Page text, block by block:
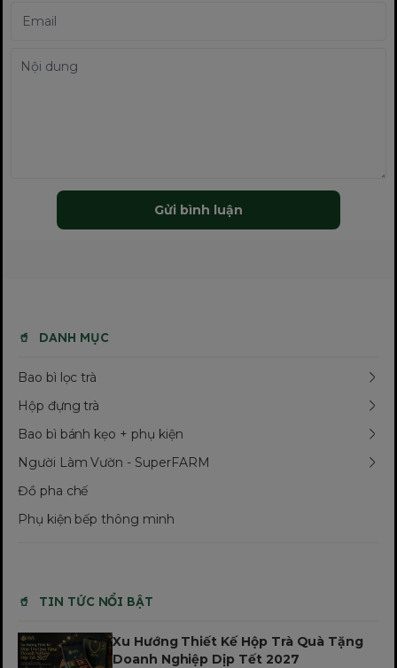
Gửi bình luận
DANH MỤC
Bao bì lọc trà
Hộp đựng trà
Bao bì bánh kẹo + phụ kiện
Người Làm Vườn - SuperFARM
Đồ pha chế
Phụ kiện bếp thông minh
TIN TỨC NỔI BẬT
Xu Hướng Thiết Kế Hộp Trà Quà Tặng
Doanh Nghiệp Dịp Tết 2027